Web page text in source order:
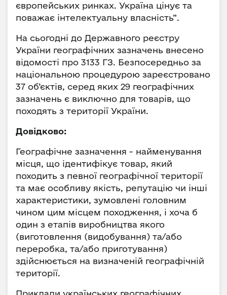
європейських ринках. Україна цінує та
поважає інтелектуальну власність”.
На сьогодні до Державного реєстру
України географічних зазначень внесено
відомості про 3133 ГЗ. Безпосередньо за
національною процедурою зареєстровано
37 об’єктів, серед яких 29 географічних
зазначень є виключно для товарів, що
походять з території України.
Довідково:
Географічне зазначення - найменування
місця, що ідентифікує товар, який
походить з певної географічної території
та має особливу якість, репутацію чи інші
характеристики, зумовлені головним
чином цим місцем походження, і хоча б
один з етапів виробництва якого
(виготовлення (видобування) та/або
переробка, та/або приготування)
здійснюється на визначеній географічній
території.